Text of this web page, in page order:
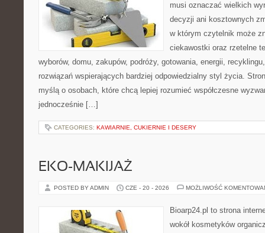
musi oznaczać wielkich
decyzji ani kosztownych
w którym czytelnik może
ciekawostki oraz rzetelne
wyborów, domu, zakupów, podróży, gotowania, energii,
rozwiązań wspierających bardziej odpowiedzialny styl życia.
myślą o osobach, które chcą lepiej rozumieć współczesne
jednocześnie […]
CATEGORIES: KAWIARNIE, CUKIERNIE I DESERY
EKO-MAKIJAŻ
POSTED BY ADMIN CZE - 20 - 2026 MOŻLIWOŚĆ
Bioarp24.pl to strona
wokół kosmetyków